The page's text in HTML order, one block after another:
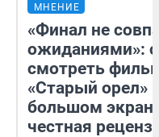
МНЕНИЕ
«Финал не
ожиданиями»:
смотреть
«Старый орел»
большом
честная